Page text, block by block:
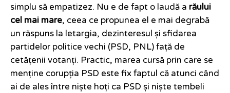
simplu să empatizez. Nu e de fapt o laudă a răului
cel mai mare, ceea ce propunea el e mai degrabă
un răspuns la letargia, dezinteresul și sfidarea
partidelor politice vechi (PSD, PNL) față de
cetățenii votanți. Practic, marea cursă prin care se
menține corupția PSD este fix faptul că atunci când
ai de ales între niște hoți ca PSD și niște tembeli